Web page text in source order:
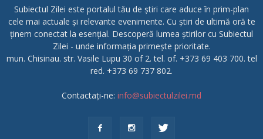
Subiectul Zilei este portalul tău de știri care aduce în prim-plan
cele mai actuale și relevante evenimente. Cu știri de ultimă oră te
ținem conectat la esențial. Descoperă lumea știrilor cu Subiectul
Zilei - unde informația primește prioritate.
mun. Chisinau. str. Vasile Lupu 30 of 2. tel. of. +373 69 403 700. tel
red. +373 69 737 802.
Contactați-ne: info@subiectulzilei.md